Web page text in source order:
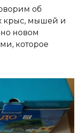
об
крыс, мышей и
новом
которое